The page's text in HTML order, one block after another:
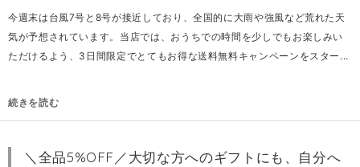
今週末は台風7号と8号が接近しており、全国的に大雨や強風など荒れた天
気が予想されています。当店では、おうちでの時間を少しでもお楽しみい
ただけるよう、3日間限定でとてもお得な送料無料キャンペーンをスター...
続きを読む
＼全品5%OFF／大切な方へのギフトにも、自分へ